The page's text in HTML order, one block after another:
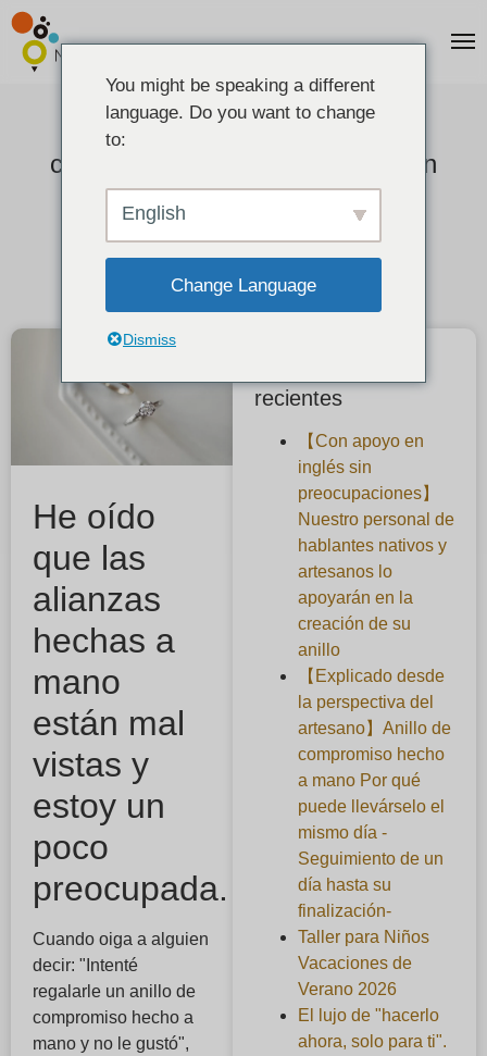
¿Están mal vistos los anillos de
compromiso hechos a mano? ¡Un
análisis en profundidad de las
razones!
2022-02-03
He oído
que las
alianzas
hechas a
mano
están mal
vistas y
estoy un
poco
preocupada.
Cuando oiga a alguien
decir: "Intenté
regalarle un anillo de
compromiso hecho a
mano y no le gustó",
recientes
【Con apoyo en
inglés sin
preocupaciones】
Nuestro personal de
hablantes nativos y
artesanos lo
apoyarán en la
creación de su
anillo
【Explicado desde
la perspectiva del
artesano】Anillo de
compromiso hecho
a mano Por qué
puede llevárselo el
mismo día -
Seguimiento de un
día hasta su
finalización-
Taller para Niños
Vacaciones de
Verano 2026
El lujo de "hacerlo
ahora, solo para ti".
You might be speaking a different
language. Do you want to change
to:
English
Change Language
Dismiss